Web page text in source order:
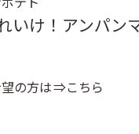
け！アンパン
の方は ⇒こちら